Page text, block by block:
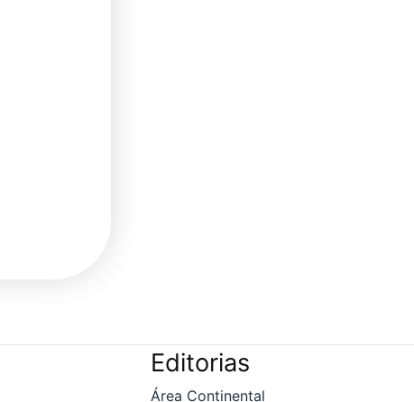
Editorias
Área Continental